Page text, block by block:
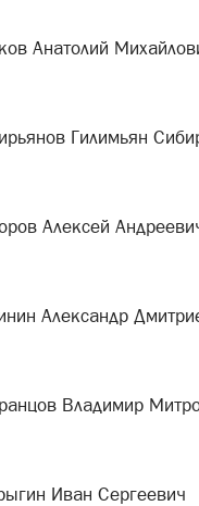
Анатолий
Гилимьян
Алексей
Александр
Владимир
Иван Сергеевич